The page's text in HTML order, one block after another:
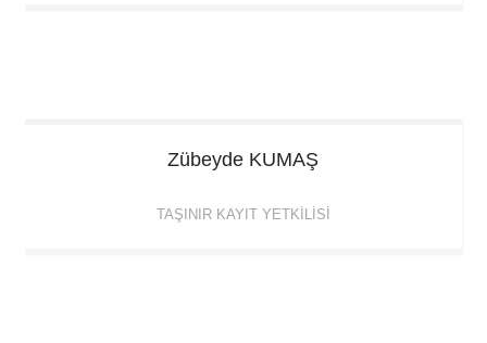
Zübeyde KUMAŞ
TAŞINIR KAYIT YETKILISI